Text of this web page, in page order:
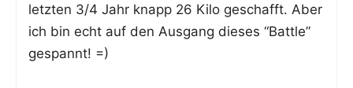
letz­ten 3/4 Jahr knapp 26 Kilo geschafft. Aber
ich bin echt auf den Aus­gang die­ses “Batt­le”
gespannt! =)